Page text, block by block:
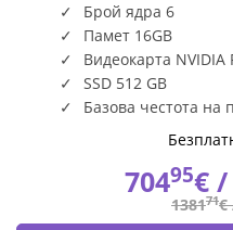
Брой ядра 6
Памет 16GB
Видеокарта NVIDIA
SSD 512 GB
Базова честота на
70495€ /
138171